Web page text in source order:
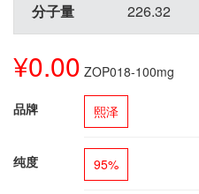
分子量 226.32
¥0.00 ZOP018-100mg
品牌 熙泽
纯度 95%